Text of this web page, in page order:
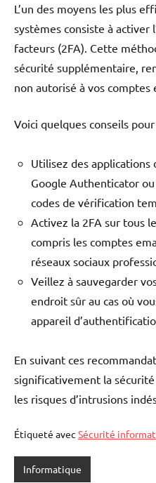
L’un des moyens les plus
systèmes consiste à activer
facteurs (2FA). Cette
sécurité supplémentaire,
non autorisé à vos comptes
Voici quelques conseils
Utilisez des
Google Authenticator
codes de vérification
Activez la 2FA sur tous
compris les comptes
réseaux sociaux
Veillez à sauvegarder
endroit sûr au cas où
appareil
En suivant ces
significativement la
les risques d’intrusions
Étiqueté avec Sécurité
Informatique